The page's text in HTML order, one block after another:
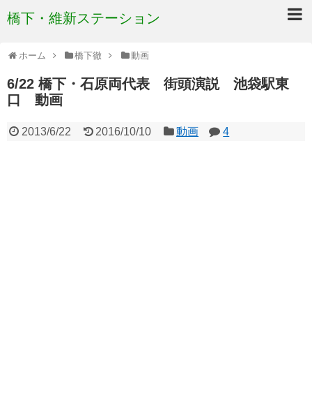
橋下・維新ステーション
ホーム 橋下徹 動画
6/22 橋下・石原両代表 街頭演説 池袋駅東
口 動画
2013/6/22 2016/10/10 動画 4